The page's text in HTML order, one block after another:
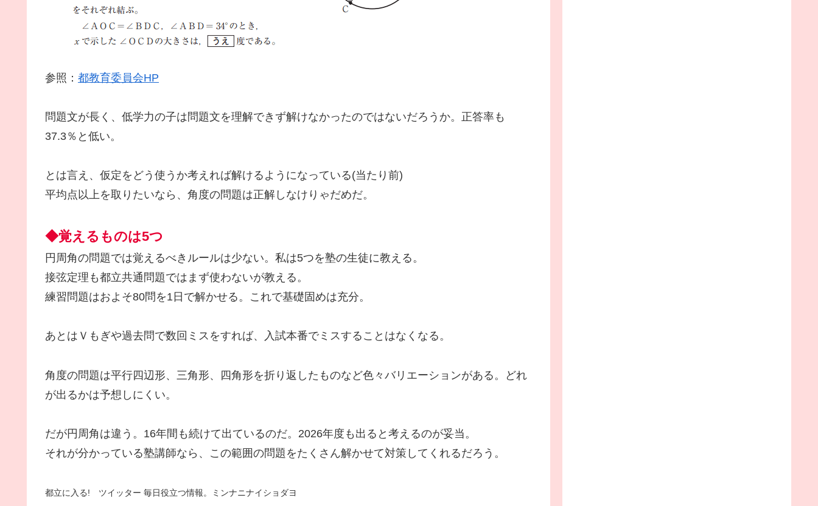
参照： 都教育委員会HP
問題文が長く、低学力の子は問題文を理解できず解けなかったのではないだろうか。正答率も
37.3％と低い。
とは言え、仮定をどう使うか考えれば解けるようになっている(当たり前)
平均点以上を取りたいなら、角度の問題は正解しなけりゃだめだ。
◆覚えるものは5つ
円周角の問題では覚えるべきルールは少ない。私は5つを塾の生徒に教える。
接弦定理も都立共通問題ではまず使わないが教える。
練習問題はおよそ80問を1日で解かせる。これで基礎固めは充分。
あとはＶもぎや過去問で数回ミスをすれば、入試本番でミスすることはなくなる。
角度の問題は平行四辺形、三角形、四角形を折り返したものなど色々バリエーションがある。どれ
が出るかは予想しにくい。
だが円周角は違う。16年間も続けて出ているのだ。2026年度も出ると考えるのが妥当。
それが分かっている塾講師なら、この範囲の問題をたくさん解かせて対策してくれるだろう。
都立に入る! ツイッター 毎日役立つ情報。ミンナニナイショダヨ